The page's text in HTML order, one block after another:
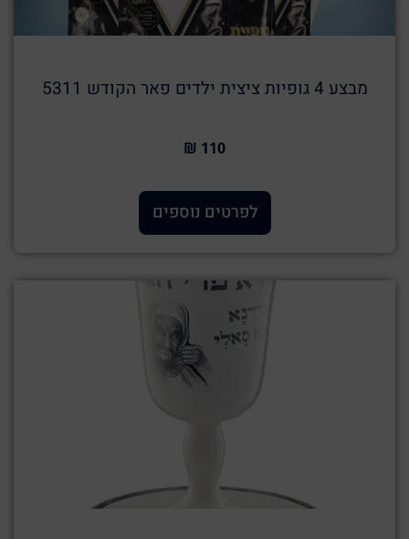
מבצע 4 גופיות ציצית ילדים פאר הקודש 5311
110 ₪
לפרטים נוספים